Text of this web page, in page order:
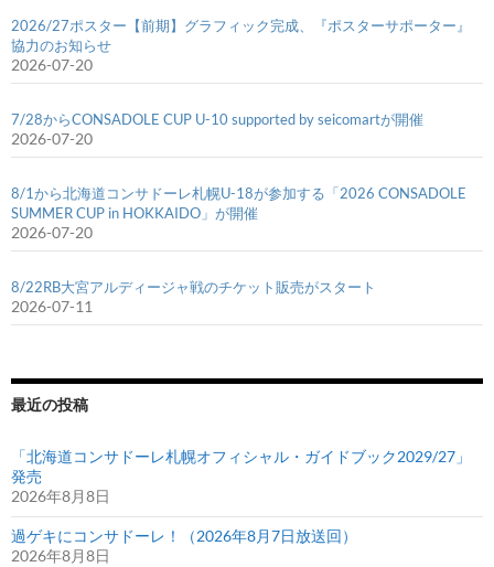
2026/27ポスター【前期】グラフィック完成、『ポスターサポーター』
協力のお知らせ
2026-07-20
7/28からCONSADOLE CUP U-10 supported by seicomartが開催
2026-07-20
8/1から北海道コンサドーレ札幌U-18が参加する「2026 CONSADOLE
SUMMER CUP in HOKKAIDO」が開催
2026-07-20
8/22RB大宮アルディージャ戦のチケット販売がスタート
2026-07-11
最近の投稿
「北海道コンサドーレ札幌オフィシャル・ガイドブック2029/27」
発売
2026年8月8日
過ゲキにコンサドーレ！（2026年8月7日放送回）
2026年8月8日